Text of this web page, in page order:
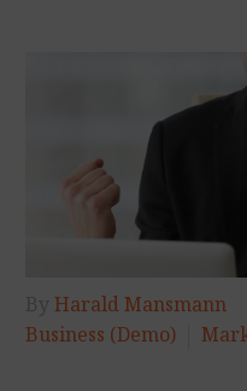
Harald Mansmann
Business (Demo)